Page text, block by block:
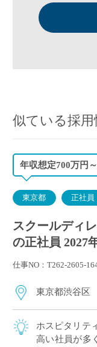
似ている採用
年収想定700万円
東京都 正社員
スクールディ
の正社員 2027
仕事NO：T262-2605-
東京都渋谷区
ホスピタリテ
高い社員が多